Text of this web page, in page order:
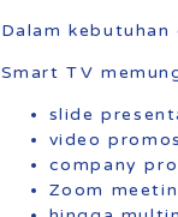
Dalam
Smart TV
slide
video
company
Zoom